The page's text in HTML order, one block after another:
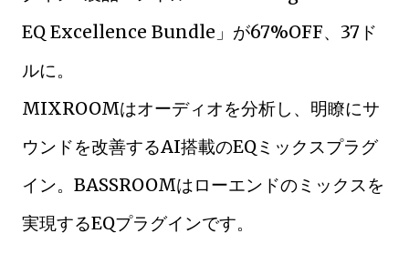
EQ Excellence Bundle」が67%OFF、37ド
ルに。
MIXROOMはオーディオを分析し、明瞭にサ
ウンドを改善するAI搭載のEQミックスプラグ
イン。BASSROOMはローエンドのミックスを
実現するEQプラグインです。